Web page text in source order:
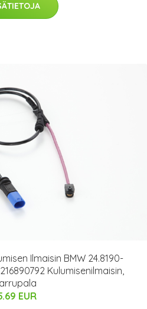
Ilmaisin BMW 24.8190-
Kulumisenilmaisin,
EUR